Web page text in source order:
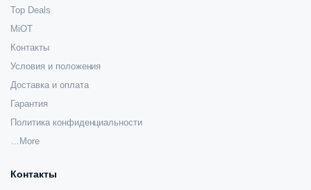
Top Deals
MiOT
Контакты
Условия и положения
Доставка и оплата
Гарантия
Политика конфиденциальности
…More
Контакты